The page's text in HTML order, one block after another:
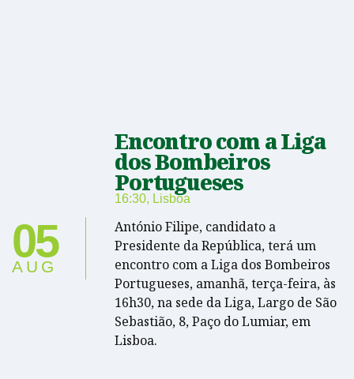
05
AUG
Encontro com a Liga
dos Bombeiros
Portugueses
16:30, Lisboa
António Filipe, candidato a
Presidente da República, terá um
encontro com a Liga dos Bombeiros
Portugueses, amanhã, terça-feira, às
16h30, na sede da Liga, Largo de São
Sebastião, 8, Paço do Lumiar, em
Lisboa.